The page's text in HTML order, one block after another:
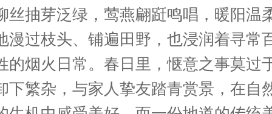
丝抽芽泛绿，莺燕翩跹鸣唱，暖阳温
漫过枝头、铺遍田野，也浸润着寻常
的烟火日常。春日里，惬意之事莫过
下繁杂，与家人挚友踏青赏景，在自